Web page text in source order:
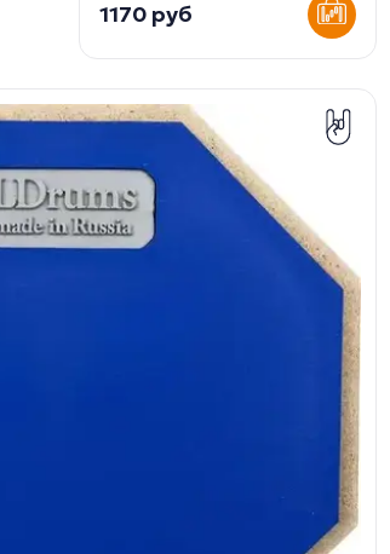
1170 руб